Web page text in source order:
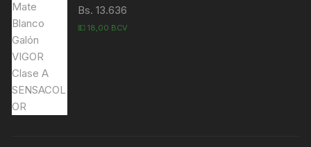
Bs. 13.636
💵 18,00 BCV